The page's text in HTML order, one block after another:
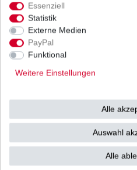
Versand
500 Euro versenden wir
Essenziell
Statistik
Externe Medien
PayPal
Funktional
Weitere Einstellungen
Alle
Auswahl
Alle